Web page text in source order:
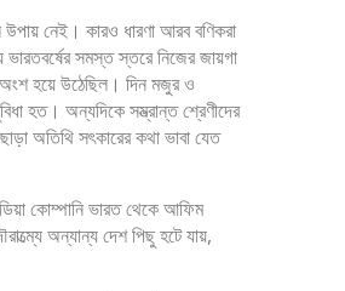
নেই। কারও ধারণা আরব বণিকরা
সমস্ত স্তরে নিজের জায়গা
হয়ে উঠেছিল। দিন মজুর ও
হত। অন্যদিকে সম্ভ্রান্ত শ্রেণীদের
অতিথি সৎকারের কথা ভাবা যেত
কোম্পানি ভারত থেকে আফিম
অন্যান্য দেশ পিছু হটে যায়,